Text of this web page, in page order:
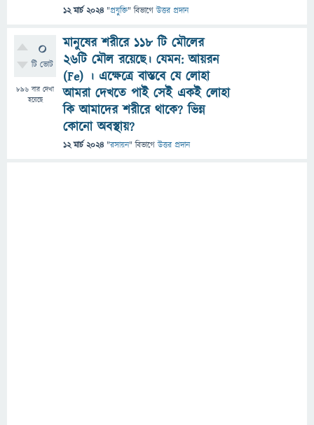
12 মার্চ 2024 "প্রযুক্তি" বিভাগে উত্তর প্রদান
0
টি ভোট
896 বার দেখা
হয়েছে
মানুষের শরীরে ১১৮ টি মৌলের
২৬টি মৌল রয়েছে। যেমন: আয়রন
(Fe) । এক্ষেত্রে বাস্তবে যে লোহা
আমরা দেখতে পাই সেই একই লোহা
কি আমাদের শরীরে থাকে? ভিন্ন
কোনো অবস্থায়?
12 মার্চ 2024 "রসায়ন" বিভাগে উত্তর প্রদান